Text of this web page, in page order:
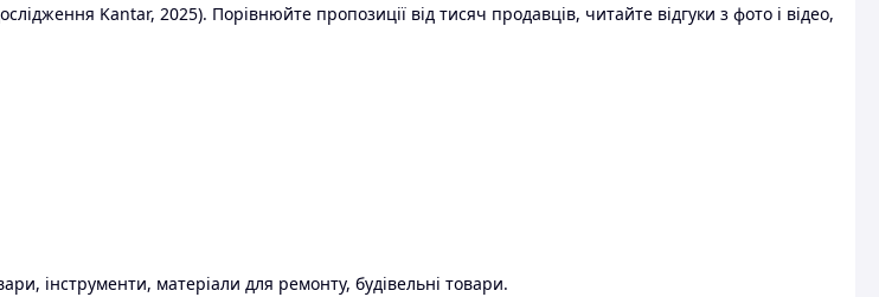
Kantar, 2025). Порівнюйте пропозиції від тисяч продавців, читайте відгуки з фото і відео,
інструменти, матеріали для ремонту, будівельні товари.